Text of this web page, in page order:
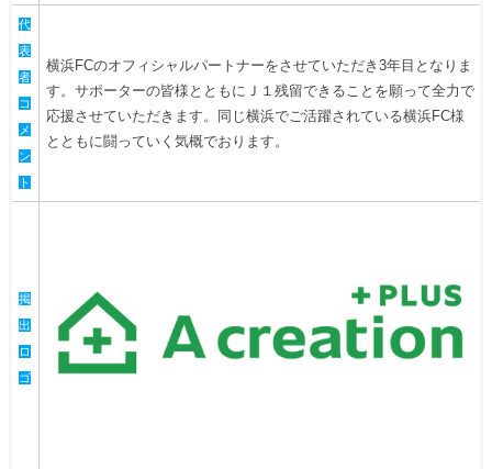
代
表
者
コ
メ
ン
ト
横浜FCのオフィシャルパートナーをさせていただき3年目となりま
す。サポーターの皆様とともにＪ１残留できることを願って全力で
応援させていただきます。同じ横浜でご活躍されている横浜FC様
とともに闘っていく気概でおります。
掲
出
ロ
ゴ